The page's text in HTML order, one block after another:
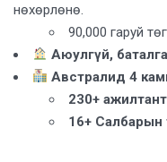
нөхөрлөнө.
90,000 гаруй
Аюулгүй,
Австралид 4
230+
16+ Салбарын